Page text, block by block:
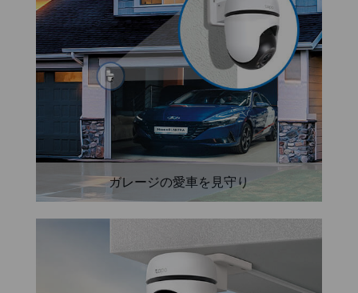
ガレージの愛車を見守り